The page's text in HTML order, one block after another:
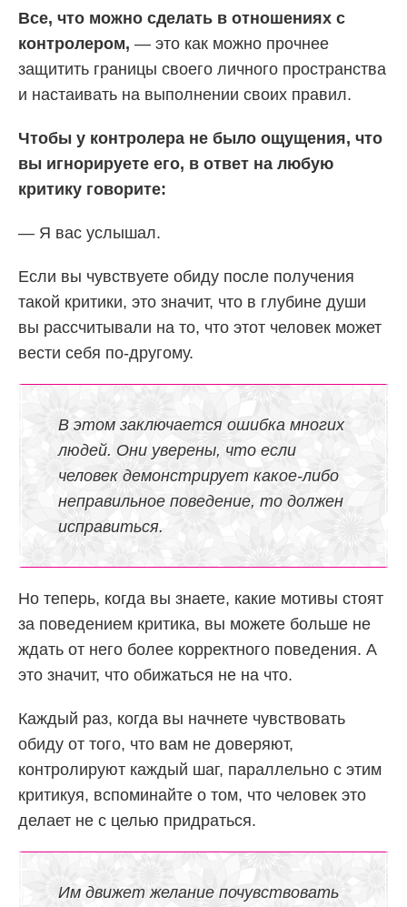
Все, что можно сделать в отношениях с
контролером, — это как можно прочнее
защитить границы своего личного пространства
и настаивать на выполнении своих правил.
Чтобы у контролера не было ощущения, что
вы игнорируете его, в ответ на любую
критику говорите:
— Я вас услышал.
Если вы чувствуете обиду после получения
такой критики, это значит, что в глубине души
вы рассчитывали на то, что этот человек может
вести себя по-другому.
В этом заключается ошибка многих
людей. Они уверены, что если
человек демонстрирует какое-либо
неправильное поведение, то должен
исправиться.
Но теперь, когда вы знаете, какие мотивы стоят
за поведением критика, вы можете больше не
ждать от него более корректного поведения. А
это значит, что обижаться не на что.
Каждый раз, когда вы начнете чувствовать
обиду от того, что вам не доверяют,
контролируют каждый шаг, параллельно с этим
критикуя, вспоминайте о том, что человек это
делает не с целью придраться.
Им движет желание почувствовать